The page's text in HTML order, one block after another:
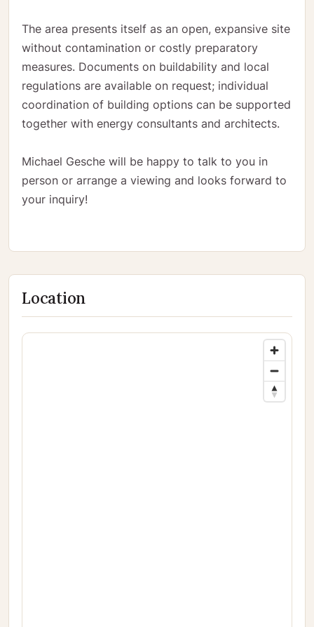
The area presents itself as an open, expansive site
without contamination or costly preparatory
measures. Documents on buildability and local
regulations are available on request; individual
coordination of building options can be supported
together with energy consultants and architects.
Michael Gesche will be happy to talk to you in
person or arrange a viewing and looks forward to
your inquiry!
Location